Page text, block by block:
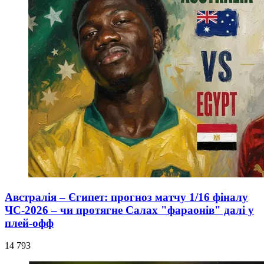
Австралія – Єгипет: прогноз матчу 1/16 фіналу
ЧС-2026 – чи протягне Салах "фараонів" далі у
плей-офф
14 793